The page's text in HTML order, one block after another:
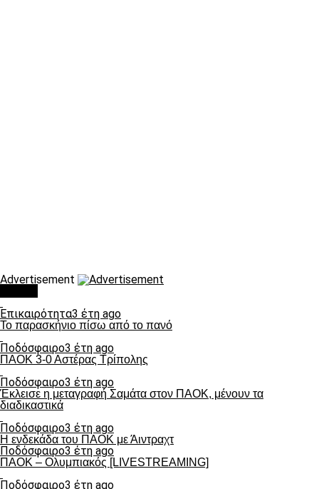
Advertisement
Επικαιρότητα3 έτη ago
Το παρασκήνιο πίσω από το πανό
Ποδόσφαιρο3 έτη ago
ΠΑΟΚ 3-0 Αστέρας Τρίπολης
Ποδόσφαιρο3 έτη ago
Έκλεισε η μεταγραφή Σαμάτα στον ΠΑΟΚ, μένουν τα
διαδικαστικά
Ποδόσφαιρο3 έτη ago
Η ενδεκάδα του ΠΑΟΚ με Άιντραχτ
Ποδόσφαιρο3 έτη ago
ΠΑΟΚ – Ολυμπιακός [LIVESTREAMING]
Ποδόσφαιρο3 έτη ago